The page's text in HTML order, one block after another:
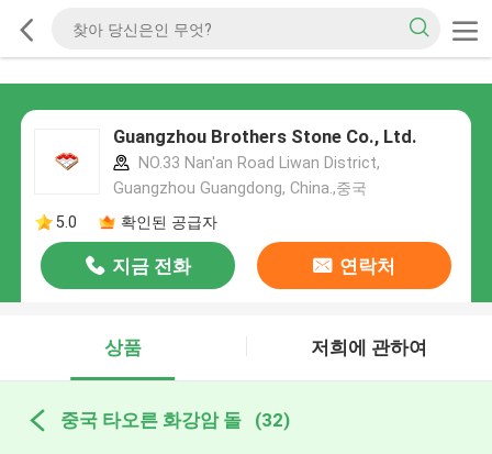
Guangzhou Brothers Stone Co., Ltd.
NO.33 Nan'an Road Liwan District,
Guangzhou Guangdong, China.,중국
5.0
확인된 공급자
지금 전화 연락처
상품 저희에 관하여
중국 타오른 화강암 돌 (32)